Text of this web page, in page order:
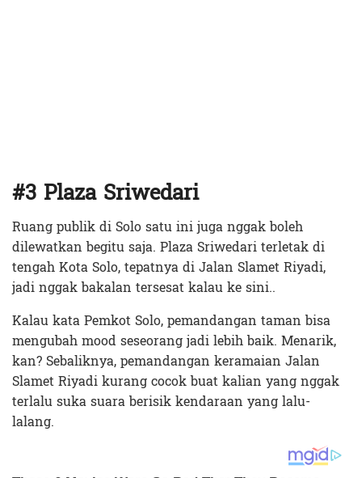
#3 Plaza Sriwedari
Ruang publik di Solo satu ini juga nggak boleh
dilewatkan begitu saja. Plaza Sriwedari terletak di
tengah Kota Solo, tepatnya di Jalan Slamet Riyadi,
jadi nggak bakalan tersesat kalau ke sini..
Kalau kata Pemkot Solo, pemandangan taman bisa
mengubah mood seseorang jadi lebih baik. Menarik,
kan? Sebaliknya, pemandangan keramaian Jalan
Slamet Riyadi kurang cocok buat kalian yang nggak
terlalu suka suara berisik kendaraan yang lalu-
lalang.